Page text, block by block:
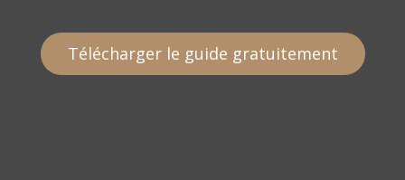
Télécharger le guide gratuitement